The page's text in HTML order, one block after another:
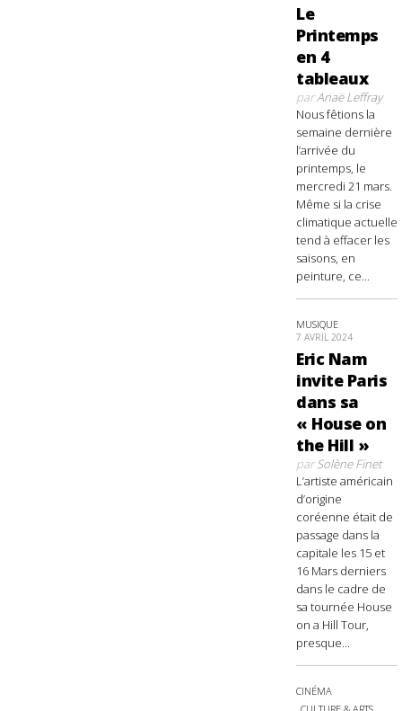
Le
Printemps
en 4
tableaux
parAnaë Leffray
Nous fêtions la
semaine dernière
l’arrivée du
printemps, le
mercredi 21 mars.
Même si la crise
climatique actuelle
tend à effacer les
saisons, en
peinture, ce...
MUSIQUE
7 AVRIL 2024
Eric Nam
invite Paris
dans sa
« House on
the Hill »
parSolène Finet
L’artiste américain
d’origine
coréenne était de
passage dans la
capitale les 15 et
16 Mars derniers
dans le cadre de
sa tournée House
on a Hill Tour,
presque...
CINÉMA